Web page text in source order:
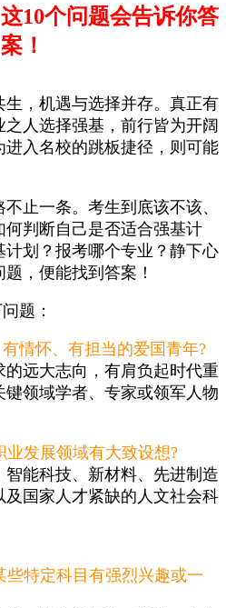
10个问题会告诉你答
案！
，机遇与选择并存。真正有
人选择强基，前行皆为开阔
入名校的跳板捷径，则可能
止一条。考生到底该不该、
判断自己是否适合强基计
划？报考哪个专业？静下心
题，便能找到答案！
问题：
情怀、有担当的爱国青年?
远大志向，有肩负起时代重
领域学者、专家或领军人物
业发展领域有大致设想?
能科技、新材料、先进制造
国家人才紧缺的人文社会科
些特定科目有强烈兴趣或一